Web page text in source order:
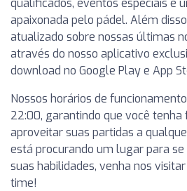
qualificados, eventos especiais e
apaixonada pelo pádel. Além
atualizado sobre nossas últimas
através do nosso aplicativo
download no Google Play e App
Nossos horários de
22:00, garantindo que você tenha
aproveitar suas partidas a
está procurando um lugar para
suas habilidades, venha nos
time!